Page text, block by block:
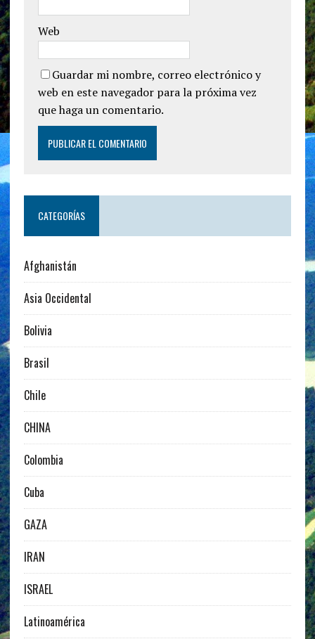
Web
Guardar mi nombre, correo electrónico y
web en este navegador para la próxima vez
que haga un comentario.
CATEGORÍAS
Afghanistán
Asia Occidental
Bolivia
Brasil
Chile
CHINA
Colombia
Cuba
GAZA
IRAN
ISRAEL
Latinoamérica